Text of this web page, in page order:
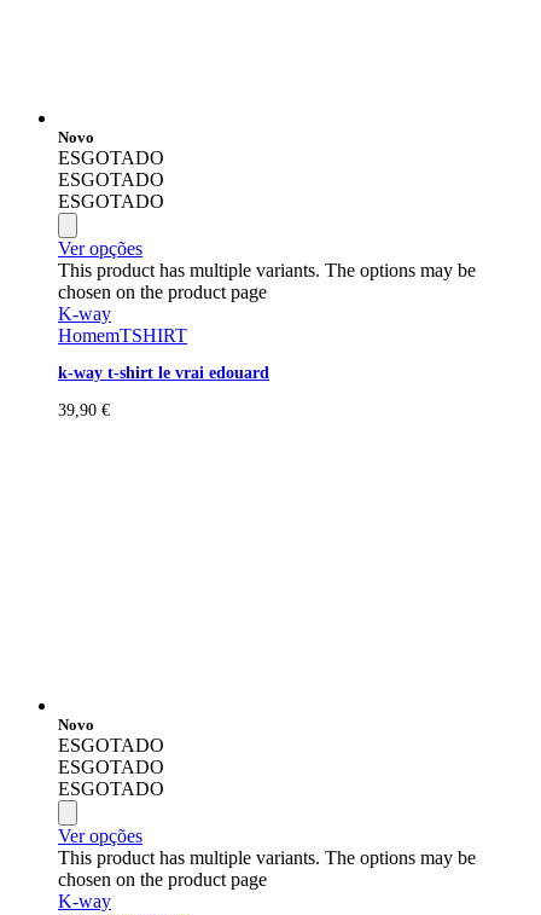
Novo
ESGOTADO
ESGOTADO
ESGOTADO
Ver opções
This product has multiple variants. The options may be
chosen on the product page
K-way
HomemTSHIRT
k-way t-shirt le vrai edouard
39,90 €
Novo
ESGOTADO
ESGOTADO
ESGOTADO
Ver opções
This product has multiple variants. The options may be
chosen on the product page
K-way